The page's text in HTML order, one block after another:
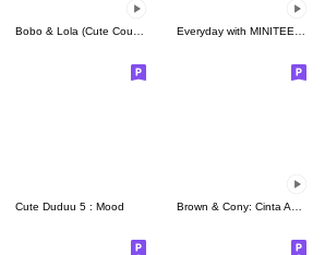
Cute Duduu 5 : Mood